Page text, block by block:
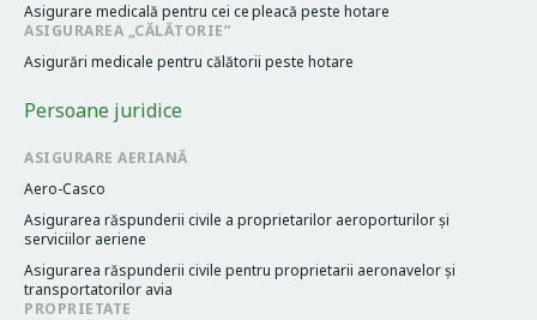
Asigurare medicală pentru cei cе pleacă peste hotare
ASIGURAREA „CĂLĂTORIE”
Asigurări medicale pentru călătorii peste hotare
Persoane juridice
ASIGURARE AERIANĂ
Aero-Casco
Asigurarea răspunderii civile a proprietarilor aeroporturilor și
serviciilor aeriene
Asigurarea răspunderii civile pentru proprietarii aeronavelor și
transportatorilor avia
PROPRIETATE